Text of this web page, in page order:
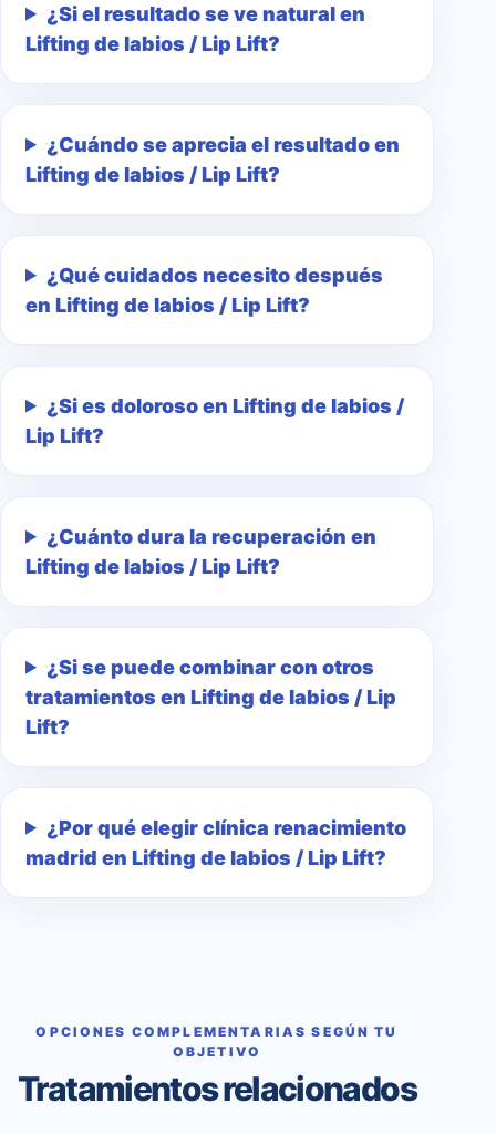
¿Si el resultado se ve natural en
Lifting de labios / Lip Lift?
¿Cuándo se aprecia el resultado en
Lifting de labios / Lip Lift?
¿Qué cuidados necesito después
en Lifting de labios / Lip Lift?
¿Si es doloroso en Lifting de labios /
Lip Lift?
¿Cuánto dura la recuperación en
Lifting de labios / Lip Lift?
¿Si se puede combinar con otros
tratamientos en Lifting de labios / Lip
Lift?
¿Por qué elegir clínica renacimiento
madrid en Lifting de labios / Lip Lift?
OPCIONES COMPLEMENTARIAS SEGÚN TU
OBJETIVO
Tratamientos relacionados